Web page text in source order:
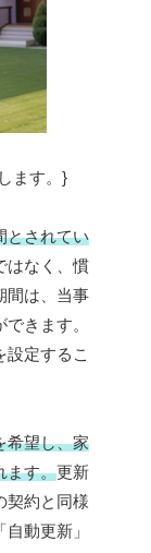
ます。}
とされてい
はなく、慣
間は、当事
きます。
定するこ
希望し、家
ます。更新
契約と同様
動更新」